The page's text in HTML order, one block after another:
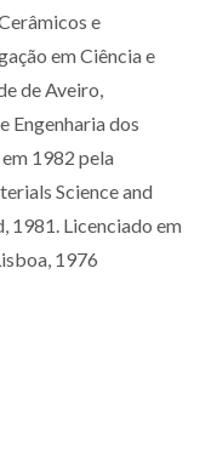
e
em Ciência e
de Aveiro,
Engenharia dos
1982 pela
Science and
1981. Licenciado em
1976